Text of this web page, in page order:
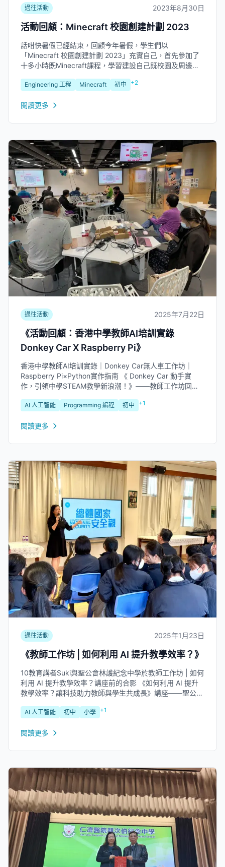
過往活動 2023年8月30日
活動回顧：Minecraft 校園創建計劃 2023
話咁快暑假已經結束，回顧今年暑假，學生們以
「Minecraft 校園創建計劃 2023」充實自己，首先參加了
十多小時既Minecraft課程，學習建設自己既校園及周邊設
之成果發佈會作結。來到賽事的第三年，「Minecraft 校園
Engineering 工程 Minecraft 初中 +2
閱讀更多
過往活動 2025年7月22日
《活動回顧：香港中學教師AI培訓實錄
Donkey Car X Raspberry Pi》
香港中學教師AI培訓實錄｜Donkey Car無人車工作坊｜
Raspberry Pi×Python實作指南 《 Donkey Car 動手實
作，引領中學STEAM教學新浪潮！》——教師工作坊回顧
列：在中學...
AI 人工智能 Programming 編程 初中 +1
閱讀更多
過往活動 2025年1月23日
《教師工作坊 | 如何利用 AI 提升教學效率？》
10教育講者Suki與聖公會林護紀念中學於教師工作坊 | 如何
利用 AI 提升教學效率？講座前的合影 《如何利用 AI 提升
教學效率？讓科技助力教師與學生共成長》講座——聖公會
AI 人工智能 初中 小學 +1
閱讀更多